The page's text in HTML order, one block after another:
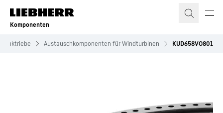
Zum Inhalt springen
Komponenten
Austauschkomponenten für Windturbinen KUD658VO801